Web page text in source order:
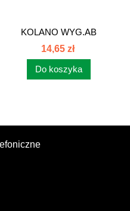
KOLANO WYG.AB
18x1,5/18x1,5...
14,65 zł
Do koszyka